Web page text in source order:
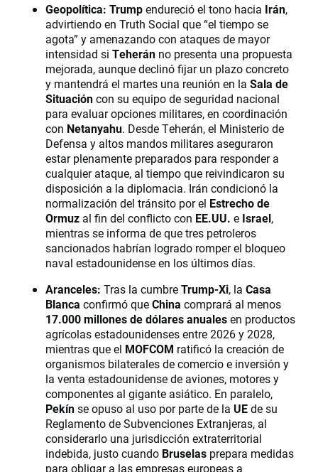
Geopolítica: Trumpendureció el tono hacia Irán,
advirtiendo en Truth Social que “el tiempo se
agota” y amenazando con ataques de mayor
intensidad si Teherán no presenta una propuesta
mejorada, aunque declinó fijar un plazo concreto
y mantendrá el martes una reunión en la Sala de
Situacióncon su equipo de seguridad nacional
para evaluar opciones militares, en coordinación
con Netanyahu. Desde Teherán, el Ministerio de
Defensa y altos mandos militares aseguraron
estar plenamente preparados para responder a
cualquier ataque, al tiempo que reivindicaron su
disposición a la diplomacia. Irán condicionó la
normalización del tránsito por el Estrecho de
Ormuz al fin del conflicto con EE.UU. e Israel,
mientras se informa de que tres petroleros
sancionados habrían logrado romper el bloqueo
naval estadounidense en los últimos días.
Aranceles: Tras la cumbreTrump-Xi, la Casa
Blanca confirmó queChina comprará al menos
17.000 millones de dólares anualesen productos
agrícolas estadounidenses entre 2026 y 2028,
mientras que el MOFCOM ratificó la creación de
organismos bilaterales de comercio e inversión y
la venta estadounidense de aviones, motores y
componentes al gigante asiático. En paralelo,
Pekínse opuso al uso por parte de la UEde su
Reglamento de Subvenciones Extranjeras, al
considerarlo una jurisdicción extraterritorial
indebida, justo cuando Bruselas prepara medidas
para obligar a las empresas europeas a